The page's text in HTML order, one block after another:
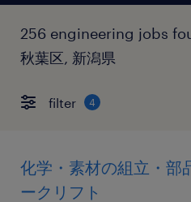
256 engineering jobs
秋葉区, 新潟県
filter 4
化学・素材の組立・部
ークリフト